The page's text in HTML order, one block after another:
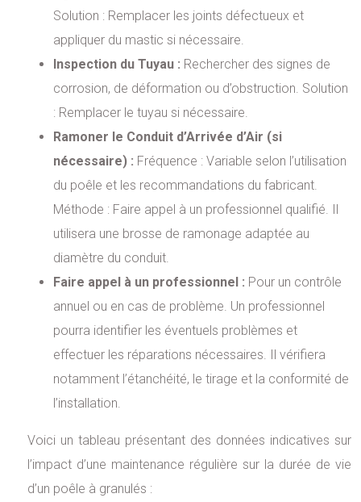
Solution : Remplacer les joints défectueux et
appliquer du mastic si nécessaire.
Inspection du Tuyau : Rechercher des signes de
corrosion, de déformation ou d’obstruction. Solution
: Remplacer le tuyau si nécessaire.
Ramoner le Conduit d’Arrivée d’Air (si
nécessaire) : Fréquence : Variable selon l’utilisation
du poêle et les recommandations du fabricant.
Méthode : Faire appel à un professionnel qualifié. Il
utilisera une brosse de ramonage adaptée au
diamètre du conduit.
Faire appel à un professionnel : Pour un contrôle
annuel ou en cas de problème. Un professionnel
pourra identifier les éventuels problèmes et
effectuer les réparations nécessaires. Il vérifiera
notamment l’étanchéité, le tirage et la conformité de
l’installation.
Voici un tableau présentant des données indicatives sur
l’impact d’une maintenance régulière sur la durée de vie
d’un poêle à granulés :